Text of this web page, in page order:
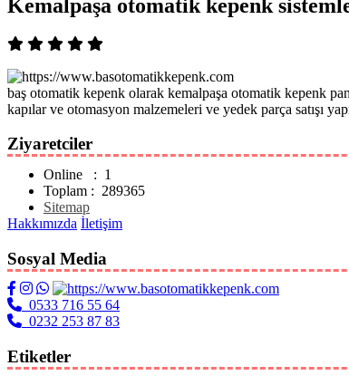
Kemalpaşa otomatik kepenk
baş otomatik kepenk olarak kemalpaşa otomatik kepenk
kapılar ve otomasyon malzemeleri ve yedek parça satışı
Ziyaretciler
Online : 1
Toplam : 289365
Sitemap
Hakkımızda İletişim
Sosyal Media
0533 716 55 64
0232 253 87 83
Etiketler